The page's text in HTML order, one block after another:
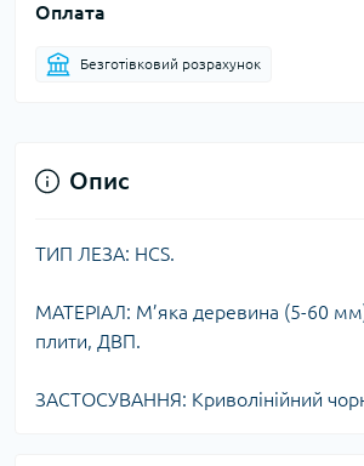
Оплата
Безготівковий розрахунок
Опис
ТИП ЛЕЗА: HCS.
МАТЕРІАЛ: М’яка деревина (5-60
плити, ДВП.
ЗАСТОСУВАННЯ: Криволінійний